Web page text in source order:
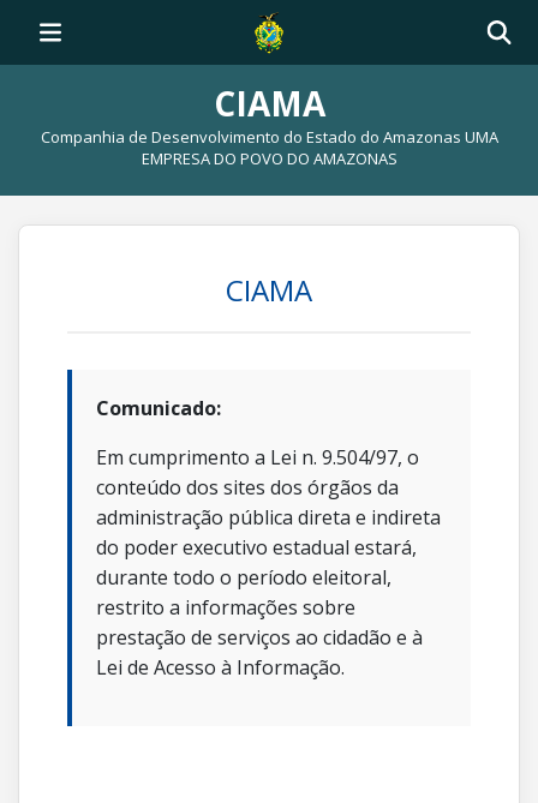
CIAMA
Companhia de Desenvolvimento do Estado do Amazonas UMA
EMPRESA DO POVO DO AMAZONAS
CIAMA
Comunicado:
Em cumprimento a Lei n. 9.504/97, o
conteúdo dos sites dos órgãos da
administração pública direta e indireta
do poder executivo estadual estará,
durante todo o período eleitoral,
restrito a informações sobre
prestação de serviços ao cidadão e à
Lei de Acesso à Informação.